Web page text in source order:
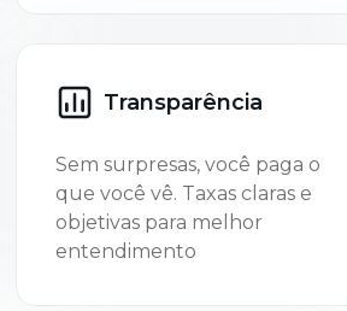
Transparência
Sem surpresas, você paga o
que você vê. Taxas claras e
objetivas para melhor
entendimento